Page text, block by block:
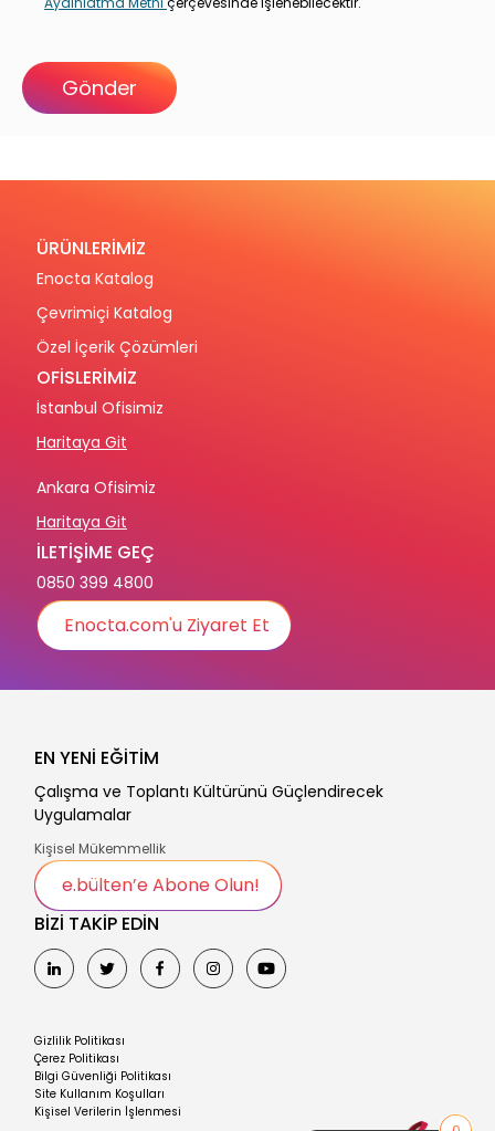
ÜRÜNLERİMİZ
Enocta Katalog
Çevrimiçi Katalog
Özel İçerik Çözümleri
OFİSLERİMİZ
İstanbul Ofisimiz
Haritaya Git
Ankara Ofisimiz
Haritaya Git
İLETİŞİME GEÇ
0850 399 4800
Enocta.com'u Ziyaret Et
BİZİ TAKİP EDİN
Gizlilik Politikası
Çerez Politikası
Bilgi Güvenliği Politikası
Site Kullanım Koşulları
Kişisel Verilerin İşlenmesi
EN YENİ EĞİTİM
Çalışma ve Toplantı Kültürünü Güçlendirecek
Uygulamalar
Kişisel Mükemmellik
e.bülten’e Abone Olun!